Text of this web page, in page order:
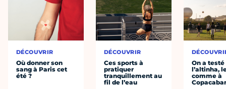
DÉCOUVRIR
Où donner son
sang à Paris cet
été ?
DÉCOUVRIR
Ces sports à
pratiquer
tranquillement au
fil de l’eau
On a testé
l’altinha,
comme à